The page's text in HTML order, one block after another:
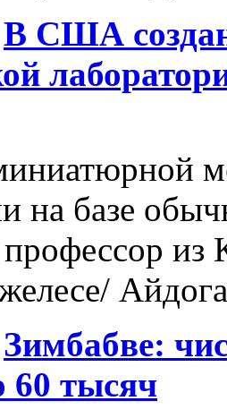
В США
на базе
профессор из
Зимбабве:
60 тысяч